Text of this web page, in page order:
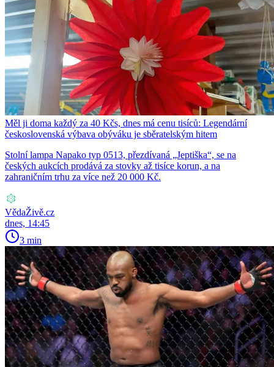
Měl ji doma každý za 40 Kčs, dnes má cenu tisíců: Legendární
československá výbava obýváku je sběratelským hitem
Stolní lampa Napako typ 0513, přezdívaná „Jeptiška“, se na
českých aukcích prodává za stovky až tisíce korun, a na
zahraničním trhu za více než 20 000 Kč.
VědaŽivě.cz
dnes, 14:45
3 min